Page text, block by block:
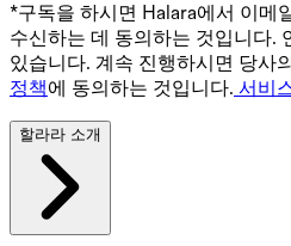
*구독을 하시면 Halara에서 이메
수신하는 데 동의하는 것입니다.
있습니다. 계속 진행하시면 당사
정책에 동의하는 것입니다. 서비
할라라 소개